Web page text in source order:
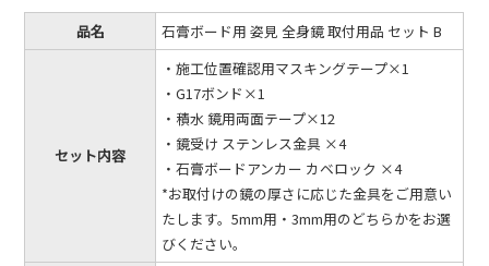
品名 石膏ボード用 姿見 全身鏡 取付用品 セット B
セット内容
・施工位置確認用マスキングテープ×1
・G17ボンド×1
・積水 鏡用両面テープ×12
・鏡受け ステンレス金具 ×4
・石膏ボードアンカー カベロック ×4
*お取付けの鏡の厚さに応じた金具をご用意い
たします。5mm用・3mm用のどちらかをお選
びください。